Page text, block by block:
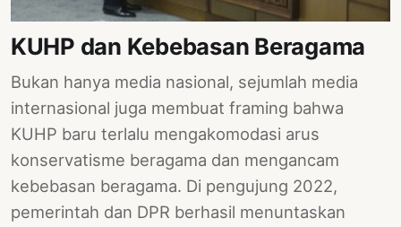
KUHP dan Kebebasan Beragama
Bukan hanya media nasional, sejumlah media
internasional juga membuat framing bahwa
KUHP baru terlalu mengakomodasi arus
konservatisme beragama dan mengancam
kebebasan beragama. Di pengujung 2022,
pemerintah dan DPR berhasil menuntaskan